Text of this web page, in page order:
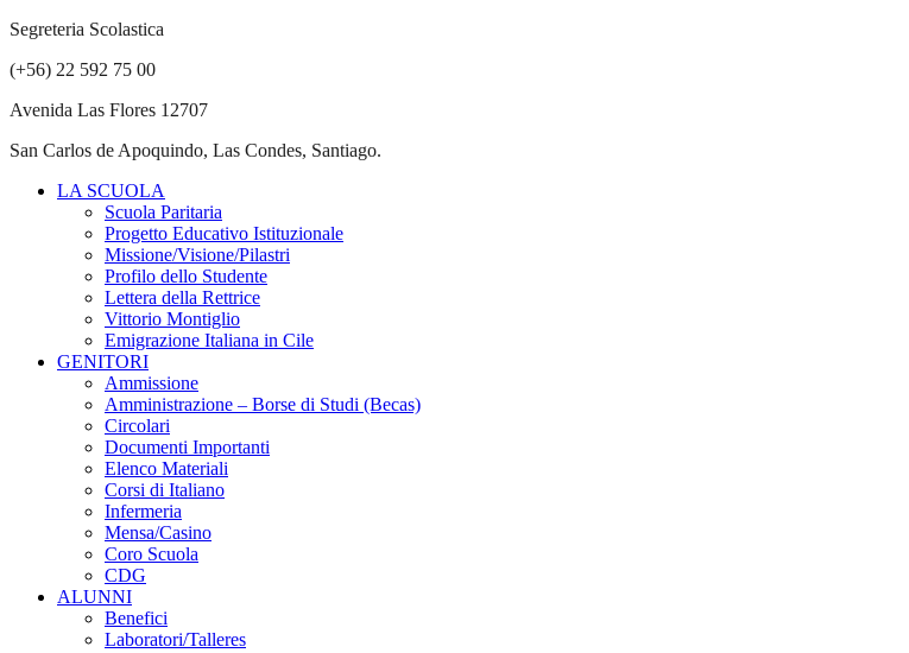
Segreteria Scolastica
(+56) 22 592 75 00
Avenida Las Flores 12707
San Carlos de Apoquindo, Las Condes, Santiago.
LA SCUOLA
Scuola Paritaria
Progetto Educativo Istituzionale
Missione/Visione/Pilastri
Profilo dello Studente
Lettera della Rettrice
Vittorio Montiglio
Emigrazione Italiana in Cile
GENITORI
Ammissione
Amministrazione – Borse di Studi (Becas)
Circolari
Documenti Importanti
Elenco Materiali
Corsi di Italiano
Infermeria
Mensa/Casino
Coro Scuola
CDG
ALUNNI
Benefici
Laboratori/Talleres